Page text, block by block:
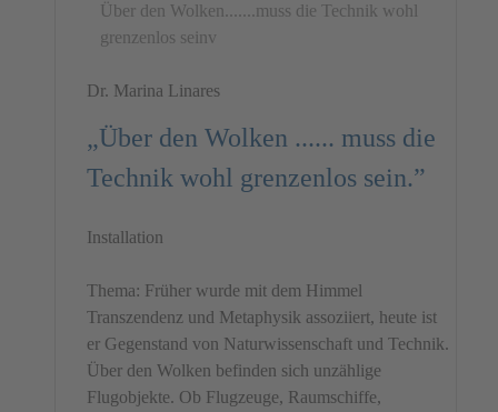
Über den Wolken.......muss die Technik wohl
grenzenlos seinv
Dr. Marina Linares
„Über den Wolken ...... muss die
Technik wohl grenzenlos sein.”
Installation
Thema: Früher wurde mit dem Himmel
Transzendenz und Metaphysik assoziiert, heute ist
er Gegenstand von Naturwissenschaft und Technik.
Über den Wolken befinden sich unzählige
Flugobjekte. Ob Flugzeuge, Raumschiffe,